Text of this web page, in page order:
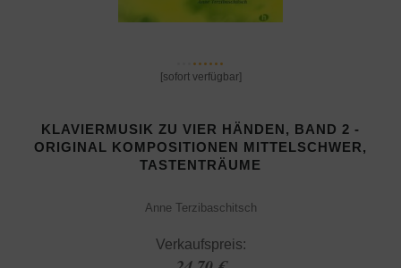
[sofort verfügbar]
KLAVIERMUSIK ZU VIER HÄNDEN, BAND 2 -
ORIGINAL KOMPOSITIONEN MITTELSCHWER,
TASTENTRÄUME
Anne Terzibaschitsch
Verkaufspreis: